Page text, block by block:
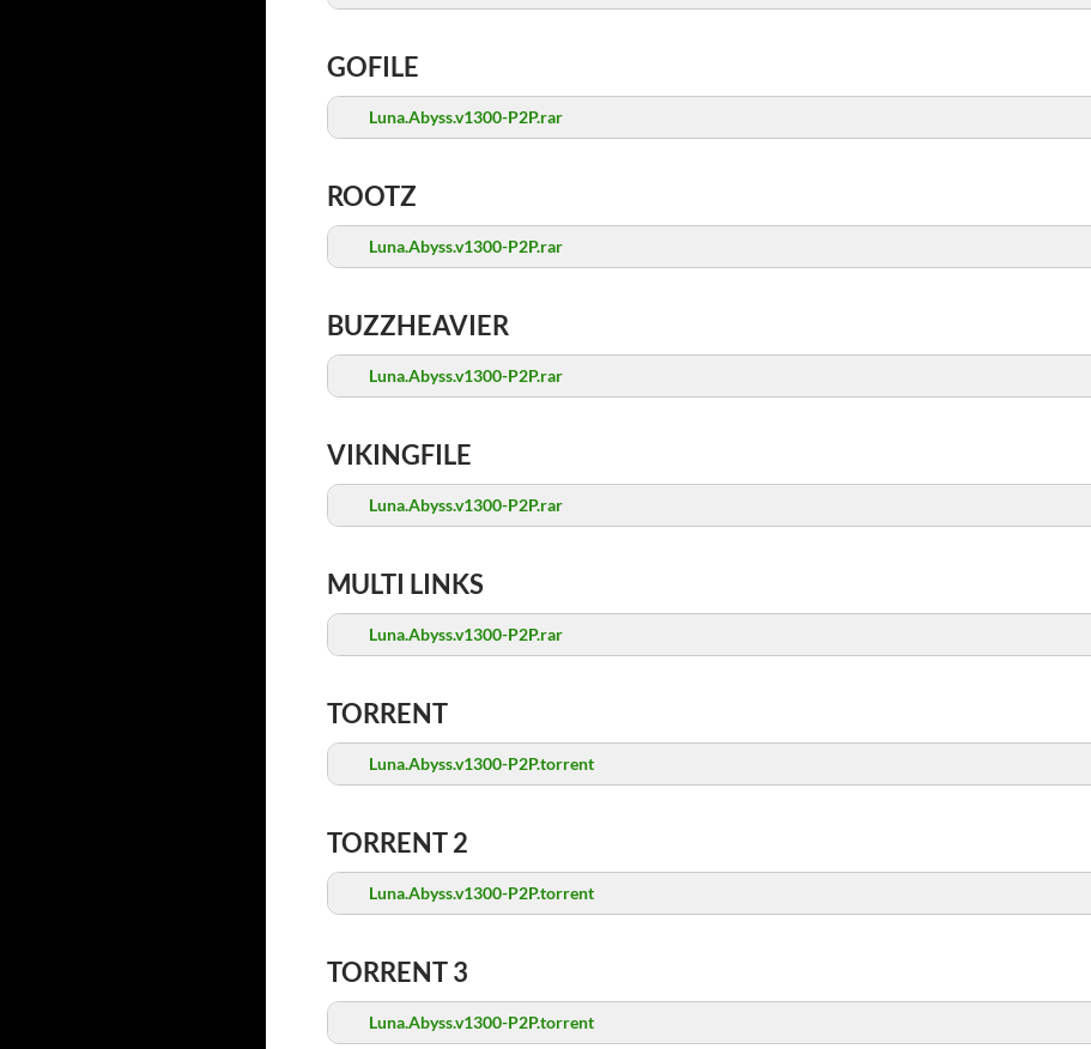
GOFILE
Luna.Abyss.v1300-P2P.rar
ROOTZ
Luna.Abyss.v1300-P2P.rar
BUZZHEAVIER
Luna.Abyss.v1300-P2P.rar
VIKINGFILE
Luna.Abyss.v1300-P2P.rar
MULTI LINKS
Luna.Abyss.v1300-P2P.rar
TORRENT
Luna.Abyss.v1300-P2P.torrent
TORRENT 2
Luna.Abyss.v1300-P2P.torrent
TORRENT 3
Luna.Abyss.v1300-P2P.torrent